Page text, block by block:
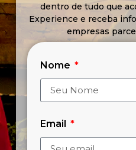
dentro de tudo que
Experience e receba
empresas
Nome
Email